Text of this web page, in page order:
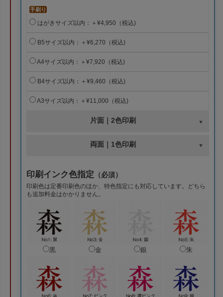
手刷り
はがきサイズ以内：＋¥4,950（税込)
B5サイズ以内：＋¥6,270（税込)
A4サイズ以内：＋¥7,920（税込)
B4サイズ以内：＋¥9,460（税込)
A3サイズ以内：＋¥11,000（税込)
片面｜2色印刷
両面｜1色印刷
印刷インク色指定 （必須）
印刷色は定番印刷色のほか、特色指定にも対応しています。どちら
も追加料金はかかりません。
黒 金 銀 朱